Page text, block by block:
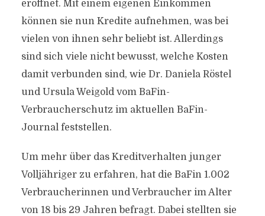
eröffnet. Mit einem eigenen Einkommen
können sie nun Kredite aufnehmen, was bei
vielen von ihnen sehr beliebt ist. Allerdings
sind sich viele nicht bewusst, welche Kosten
damit verbunden sind, wie Dr. Daniela Röstel
und Ursula Weigold vom BaFin-
Verbraucherschutz im aktuellen BaFin-
Journal feststellen.
Um mehr über das Kreditverhalten junger
Volljähriger zu erfahren, hat die BaFin 1.002
Verbraucherinnen und Verbraucher im Alter
von 18 bis 29 Jahren befragt. Dabei stellten sie